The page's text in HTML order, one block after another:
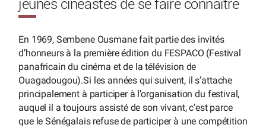
jeunes cinéastes de se faire connaître
En 1969, Sembene Ousmane fait partie des invités
d’honneurs à la première édition du FESPACO (Festival
panafricain du cinéma et de la télévision de
Ouagadougou).Si les années qui suivent, il s’attache
principalement à participer à l’organisation du festival,
auquel il a toujours assisté de son vivant, c’est parce
que le Sénégalais refuse de participer à une compétition